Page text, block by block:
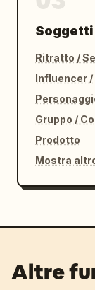
Soggetti
Ritratto /
Influencer /
Gruppo /
Prodotto
Mostra
Altre